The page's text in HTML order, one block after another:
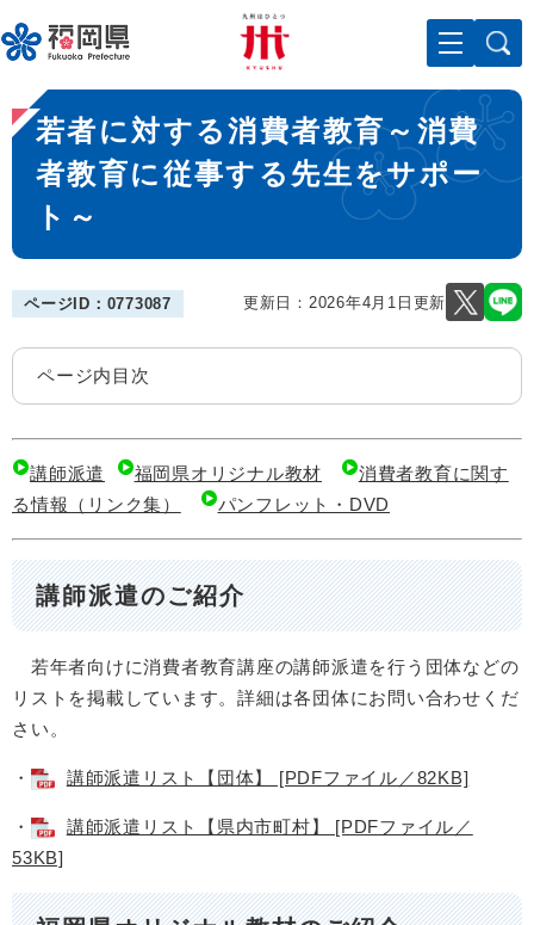
ー
ジ
先
頭
メニューを飛ばして本文へ
本
文
若者に対する消費者教育～消費
者教育に従事する先生をサポー
ト～
ページID：0773087 更新日：2026年4月1日更新
ページ内目次
講師派遣 福岡県オリジナル教材
消費者教育に関す
る情報（リンク集）
パンフレット・DVD
講師派遣のご紹介
若年者向けに消費者教育講座の講師派遣を行う団体などの
リストを掲載しています。詳細は各団体にお問い合わせくだ
さい。
・ 講師派遣リスト【団体】 [PDFファイル／82KB]
・
講師派遣リスト【県内市町村】 [PDFファイル／
53KB]